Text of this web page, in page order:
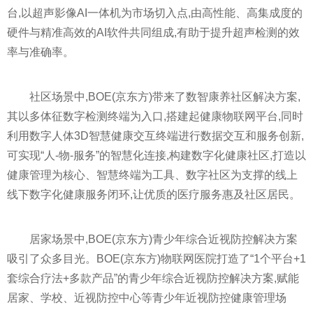
台,以超声影像AI一体机为市场切入点,由高性能、高集成度的
硬件与精准高效的AI软件共同组成,有助于提升超声检测的效
率与准确率。
社区场景中,BOE(京东方)带来了数智康养社区解决方案,
其以多体征数字检测终端为入口,搭建起健康物联网平台,同时
利用数字人体3D智慧健康交互终端进行数据交互和服务创新,
可实现“人-物-服务”的智慧化连接,构建数字化健康社区,打造以
健康管理为核心、智慧终端为工具、数字社区为支撑的线上
线下数字化健康服务闭环,让优质的医疗服务惠及社区居民。
居家场景中,BOE(京东方)青少年综合近视防控解决方案
吸引了众多目光。BOE(京东方)物联网医院打造了“1个平台+1
套综合疗法+多款产品”的青少年综合近视防控解决方案,赋能
居家、学校、 近视防控中心等青少年近视防控健康管理场